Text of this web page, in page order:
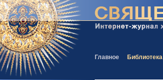
Главное Библиотека